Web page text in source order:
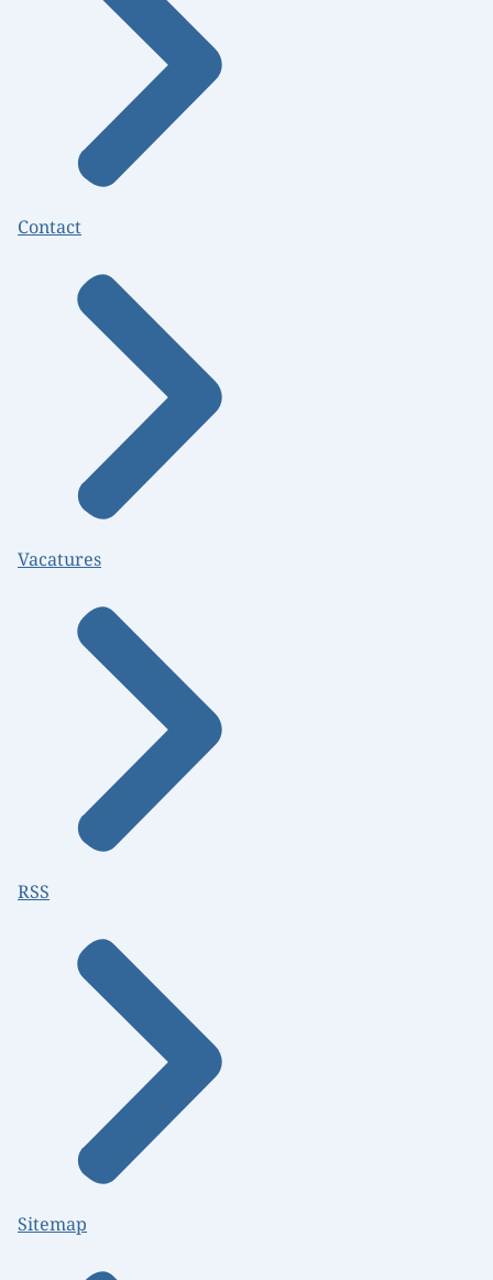
Contact
Vacatures
RSS
Sitemap